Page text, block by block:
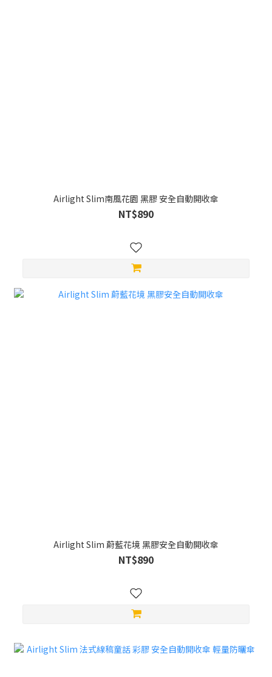
Airlight Slim南風花園 黑膠 安全自動開收傘
NT$890
Airlight Slim 蔚藍花境 黑膠安全自動開收傘
NT$890